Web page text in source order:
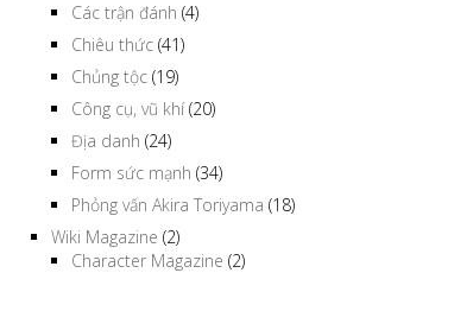
Các trận đánh (4)
Chiêu thức (41)
Chủng tộc (19)
Công cụ, vũ khí(20)
Địa danh (24)
Form sức mạnh (34)
Phỏng vấn Akira Toriyama (18)
Wiki Magazine (2)
Character Magazine (2)